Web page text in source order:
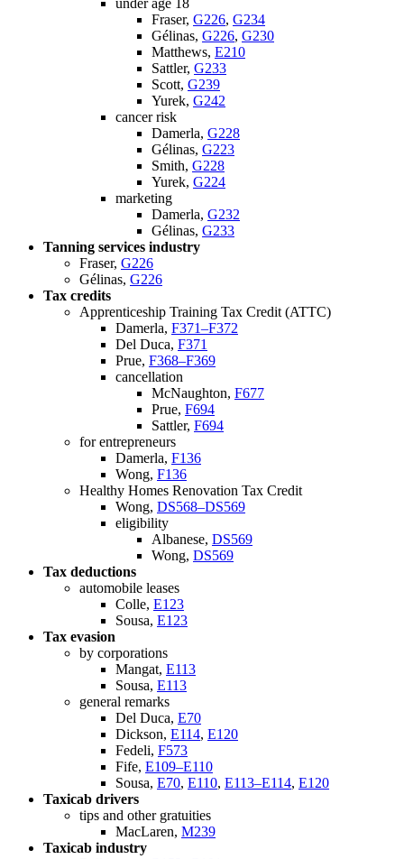
Fraser, G226, G234
Gélinas, G226, G230
Matthews, E210
Sattler, G233
Scott, G239
Yurek, G242
cancer risk
Damerla, G228
Gélinas, G223
Smith, G228
Yurek, G224
marketing
Damerla, G232
Gélinas, G233
Tanning services industry
Fraser, G226
Gélinas, G226
Tax credits
Apprenticeship Training Tax Credit (ATTC)
Damerla, F371–F372
Del Duca, F371
Prue, F368–F369
cancellation
McNaughton, F677
Prue, F694
Sattler, F694
for entrepreneurs
Damerla, F136
Wong, F136
Healthy Homes Renovation Tax Credit
Wong, DS568–DS569
eligibility
Albanese, DS569
Wong, DS569
Tax deductions
automobile leases
Colle, E123
Sousa, E123
Tax evasion
by corporations
Mangat, E113
Sousa, E113
general remarks
Del Duca, E70
Dickson, E114, E120
Fedeli, F573
Fife, E109–E110
Sousa, E70, E110, E113–E114, E120
Taxicab drivers
tips and other gratuities
MacLaren, M239
Taxicab industry